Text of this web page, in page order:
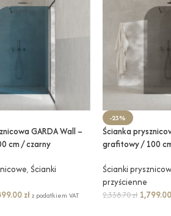
GARDA Wall –
cm / czarny
, Ścianki
zł z podatkiem VAT
-23%
Ścianka
grafitowy / 100
Ścianki
przyścienne
2,338.70zł